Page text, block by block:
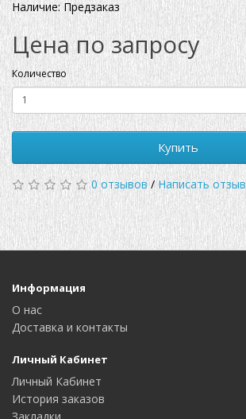
Наличие: Предзаказ
Цена по запросу
Количество
Купить
0 отзывов/ Написать отзыв
Информация
О нас
Доставка и контакты
Личный Кабинет
Личный Кабинет
История заказов